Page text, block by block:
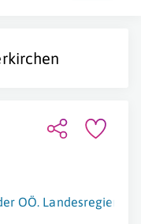
OÖ. Landesregierung